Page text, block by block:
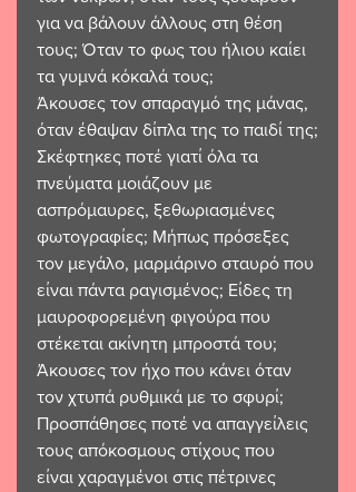
για να βάλουν άλλους στη θέση
τους; Όταν το φως του ήλιου καίει
τα γυμνά κόκαλά τους;
Άκουσες τον σπαραγμό της μάνας,
όταν έθαψαν δίπλα της το παιδί της;
Σκέφτηκες ποτέ γιατί όλα τα
πνεύματα μοιάζουν με
ασπρόμαυρες, ξεθωριασμένες
φωτογραφίες; Μήπως πρόσεξες
τον μεγάλο, μαρμάρινο σταυρό που
είναι πάντα ραγισμένος; Είδες τη
μαυροφορεμένη φιγούρα που
στέκεται ακίνητη μπροστά του;
Άκουσες τον ήχο που κάνει όταν
τον χτυπά ρυθμικά με το σφυρί;
Προσπάθησες ποτέ να απαγγείλεις
τους απόκοσμους στίχους που
είναι χαραγμένοι στις πέτρινες